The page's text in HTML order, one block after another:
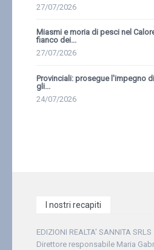
27/07/2026
Miasmi e moria di pesci nel
fianco dei...
27/07/2026
Provinciali: prosegue l'impegno
gli...
24/07/2026
I nostri recapiti
EDIZIONI REALTA' SANNITA SRLS
Direttore responsabile Maria